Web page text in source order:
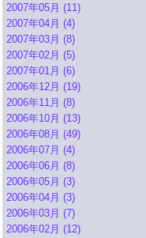
2007年05月 (11)
2007年04月 (4)
2007年03月 (8)
2007年02月 (5)
2007年01月 (6)
2006年12月 (19)
2006年11月 (8)
2006年10月 (13)
2006年08月 (49)
2006年07月 (4)
2006年06月 (8)
2006年05月 (3)
2006年04月 (3)
2006年03月 (7)
2006年02月 (12)